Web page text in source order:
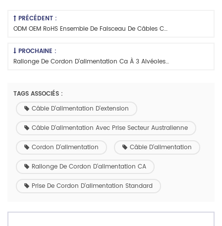
PRÉCÉDENT :
ODM OEM RoHS Ensemble De Faisceau De Câbles Conforme Cordon D'alimentation C.a.
PROCHAINE :
Rallonge De Cordon D'alimentation Ca À 3 Alvéoles Avec Connecteur Wago 221
TAGS ASSOCIÉS :
Câble D'alimentation D'extension
Câble D'alimentation Avec Prise Secteur Australienne
Cordon D'alimentation Câble D'alimentation
Rallonge De Cordon D'alimentation CA
Prise De Cordon D'alimentation Standard